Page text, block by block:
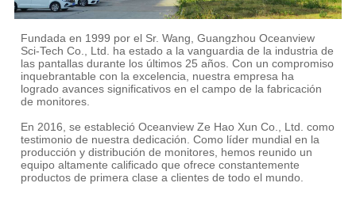
Fundada en 1999 por el Sr. Wang, Guangzhou Oceanview
Sci-Tech Co., Ltd. ha estado a la vanguardia de la industria de
las pantallas durante los últimos 25 años. Con un compromiso
inquebrantable con la excelencia, nuestra empresa ha
logrado avances significativos en el campo de la fabricación
de monitores.
En 2016, se estableció Oceanview Ze Hao Xun Co., Ltd. como
testimonio de nuestra dedicación. Como líder mundial en la
producción y distribución de monitores, hemos reunido un
equipo altamente calificado que ofrece constantemente
productos de primera clase a clientes de todo el mundo.